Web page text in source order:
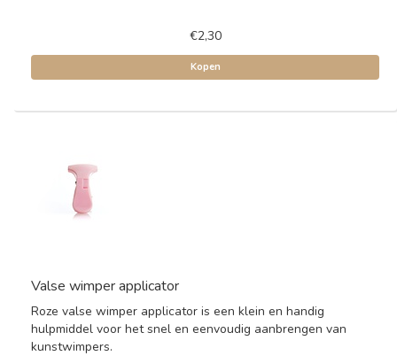
€2,30
Kopen
Valse wimper applicator
Roze valse wimper applicator is een klein en handig
hulpmiddel voor het snel en eenvoudig aanbrengen van
kunstwimpers.